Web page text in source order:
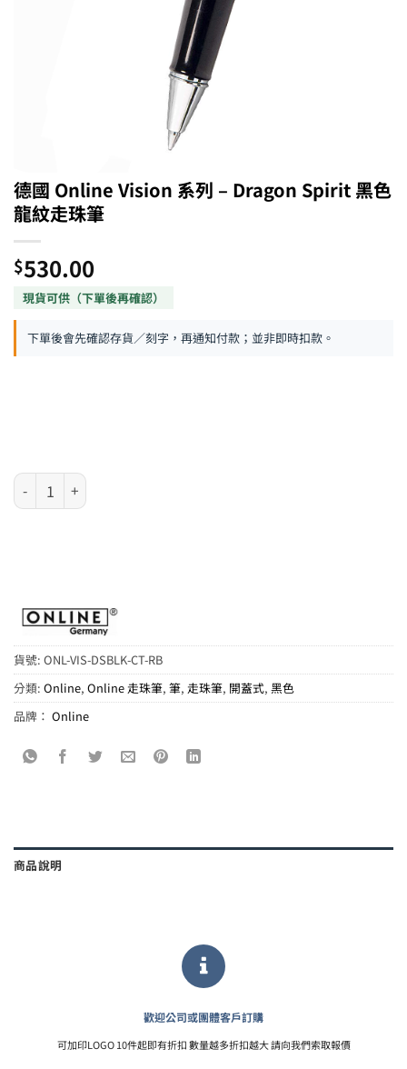
德國 Online Vision 系列 – Dragon Spirit 黑色
龍紋走珠筆
$530.00
下單後會先確認存貨／刻字，再通知付款；並非即時扣款。
德國 Online Vision 系列 - Dragon Spirit 黑色龍紋走珠筆 數量
貨號: ONL-VIS-DSBLK-CT-RB
分類: Online, Online 走珠筆, 筆, 走珠筆, 開蓋式, 黑色
品牌： Online
商品說明
歡迎公司或團體客戶訂購
可加印LOGO 10件起即有折扣 數量越多折扣越大 請向我們索取報價